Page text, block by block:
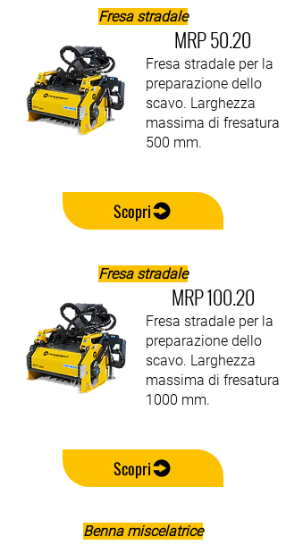
Fresa stradale
MRP 50.20
Fresa stradale per la
preparazione dello
scavo. Larghezza
massima di fresatura
500 mm.
Scopri
Fresa stradale
MRP 100.20
Fresa stradale per la
preparazione dello
scavo. Larghezza
massima di fresatura
1000 mm.
Scopri
Benna miscelatrice